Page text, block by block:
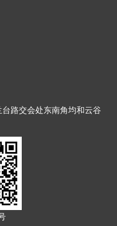
路交会处东南角均和云谷